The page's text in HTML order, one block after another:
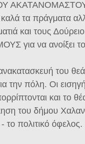
ΑΚΑΤΑΝΟΜΑΣΤΟΥ
τα πράγματα
και τους
για να ανοίξει
του
την πόλη. Οι
και το
του δήμου
το πολιτικό όφελος.